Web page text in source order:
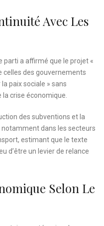
Avec Les
parti a affirmé que le projet «
celles des gouvernements
paix sociale » sans
crise économique.
des subventions et la
dans les secteurs
estimant que le texte
d’être un levier de relance
Selon Le